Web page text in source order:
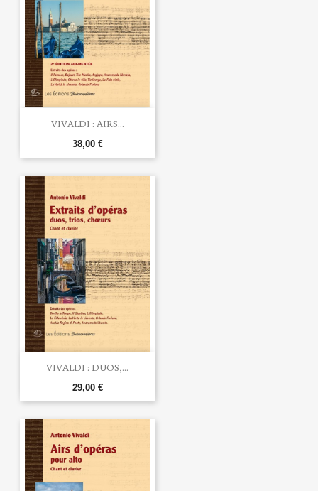
VIVALDI : AIRS...
38,00 €
VIVALDI : DUOS,...
29,00 €